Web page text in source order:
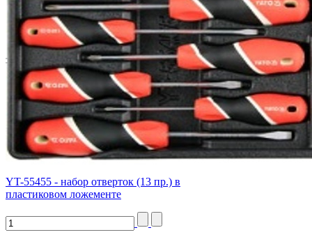
YT-55455 - набор отверток (13 пр.) в
пластиковом ложементе